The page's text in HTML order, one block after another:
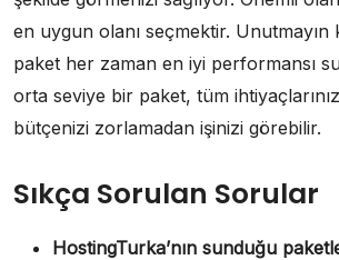
en uygun olanı seçmektir. Unutmayın
paket her zaman en iyi performansı
orta seviye bir paket, tüm
bütçenizi zorlamadan işinizi görebilir.
Sıkça Sorulan Sorular
HostingTurka’nın sunduğu